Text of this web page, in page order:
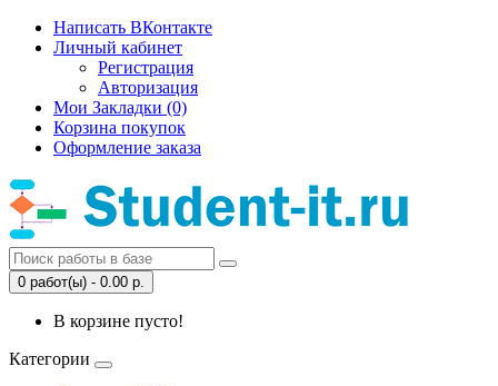
Написать ВКонтакте
Личный кабинет
Регистрация
Авторизация
Мои Закладки (0)
Корзина покупок
Оформление заказа
0 работ(ы) - 0.00 р.
В корзине пусто!
Категории